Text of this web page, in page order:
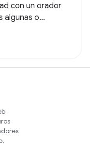
con un orador
algunas o...